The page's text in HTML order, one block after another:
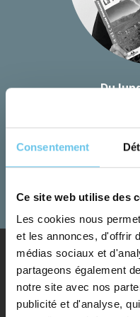
Consentement
Ce site web utilise des
Les cookies nous
et les annonces, d'offrir
médias sociaux et
partageons également
notre site avec nos
publicité et d'analyse,
Du
Nos conseillers
vous faire
Nos destinations
Alpes